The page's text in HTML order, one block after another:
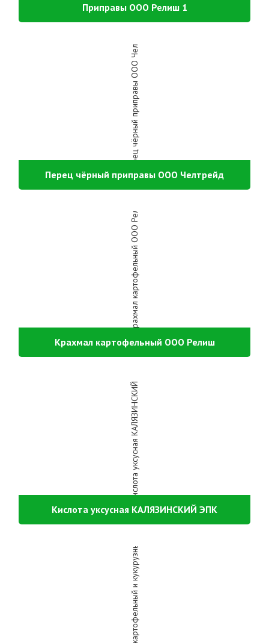
Приправы ООО Релиш 1
Перец чёрный приправы ООО Челтрейд
Крахмал картофельный ООО Релиш
Кислота уксусная КАЛЯЗИНСКИЙ ЭПК